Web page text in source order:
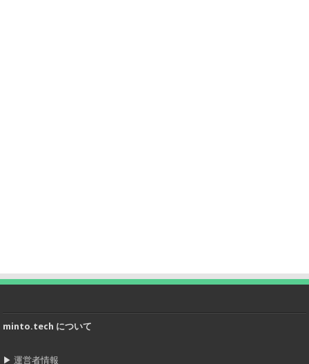
minto.tech について
▶運営者情報